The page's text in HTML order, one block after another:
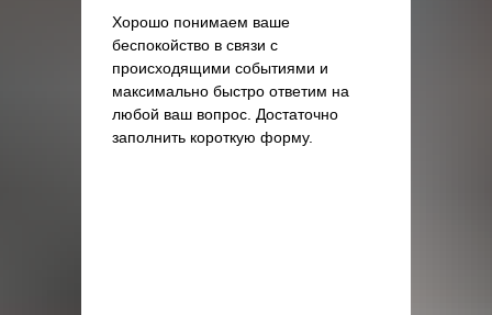
Хорошо понимаем ваше
беспокойство в связи с
происходящими событиями и
максимально быстро ответим на
любой ваш вопрос. Достаточно
заполнить короткую форму.